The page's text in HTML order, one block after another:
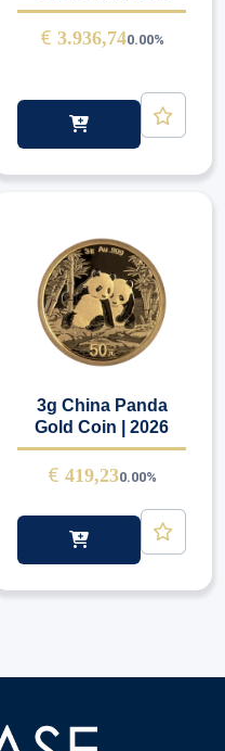
€ 3.936,740.00%
3g China Panda
Gold Coin | 2026
€ 419,230.00%